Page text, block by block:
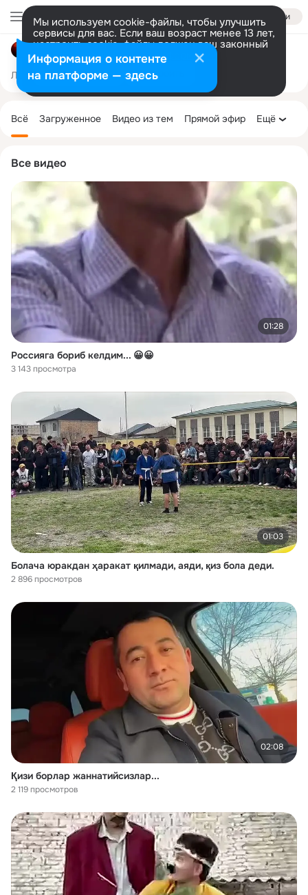
Войти
Мы используем cookie-файлы, чтобы улучшить
сервисы для вас. Если ваш возраст менее 13 лет,
настроить cookie-файлы должен ваш законный
представитель. Больше информации
Разрешить все Настроить
Лента Участники 60K Темы 965
Все видео
01:28
Россияга бориб келдим... 😀😀
3 143 просмотра
01:03
Болача юракдан ҳаракат қилмади, аяди, қиз бола деди.
2 896 просмотров
02:08
Қизи борлар жаннатийсизлар...
2 119 просмотров
колонка
Всё Загруженное Видео из тем Прямой эфир Ещё
Информация о контенте
на платформе — здесь